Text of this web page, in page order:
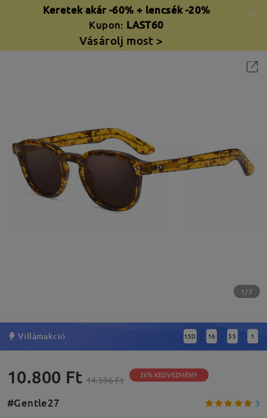
Keretek akár -60% + lencsék -20%
Kupon: LAST60
Vásárolj most >
1/7
Villámakció 15D : 16 : 55 : 0
10.800 Ft 14.596 Ft 26% KEDVEZMÉNY
#Gentle27 3